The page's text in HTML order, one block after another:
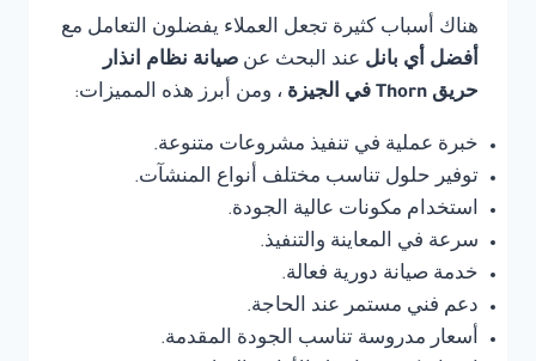
هناك أسباب كثيرة تجعل العملاء يفضلون التعامل مع
أفضل أي بانل عند البحث عن صيانة نظام انذار
حريق Thorn في الجيزة
، ومن أبرز هذه المميزات:
خبرة عملية في تنفيذ مشروعات متنوعة.
توفير حلول تناسب مختلف أنواع المنشآت.
استخدام مكونات عالية الجودة.
سرعة في المعاينة والتنفيذ.
خدمة صيانة دورية فعالة.
دعم فني مستمر عند الحاجة.
أسعار مدروسة تناسب الجودة المقدمة.